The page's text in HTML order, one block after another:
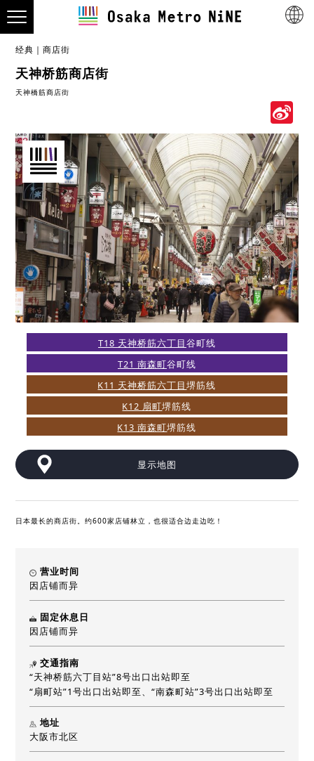
经典 商店街
天神桥筋商店街
天神橋筋商店街
T18 天神桥筋六丁目谷町线
T21 南森町谷町线
K11 天神桥筋六丁目堺筋线
K12 扇町堺筋线
K13 南森町堺筋线
显示地图
日本最长的商店街。约600家店铺林立，也很适合边走边吃！
营业时间
因店铺而异
固定休息日
因店铺而异
交通指南
“天神桥筋六丁目站”8号出口出站即至
“扇町站”1号出口出站即至、“南森町站”3号出口出站即至
地址
大阪市北区